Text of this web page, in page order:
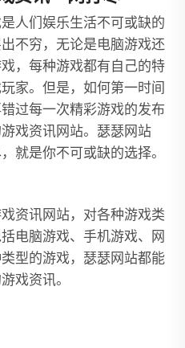
人们娱乐生活不可或缺的
不穷，无论是电脑游戏还
，每种游戏都有自己的特
家。但是，如何第一时间
过每一次精彩游戏的发布
戏资讯网站。瑟瑟网站
是你不可或缺的选择。
资讯网站，对各种游戏类
电脑游戏、手机游戏、网
型的游戏，瑟瑟网站都能
戏资讯。